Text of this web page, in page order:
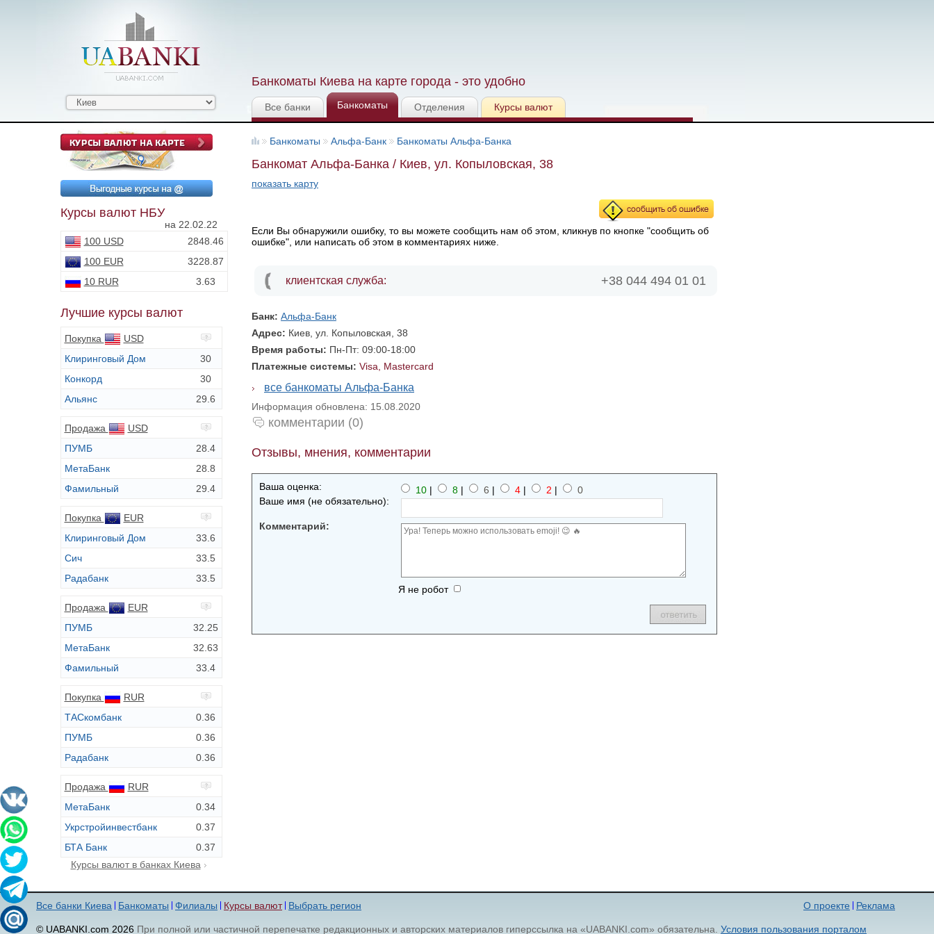
Банкоматы Киева на карте города - это удобно
Все банки Банкоматы Отделения Курсы валют
Курсы валют НБУ
на 22.02.22
100 USD
2848.46
100 EUR
3228.87
10 RUR
3.63
Лучшие курсы валют
Покупка
USD
Клиринговый Дом
30
Конкорд
30
Альянс
29.6
Продажа
USD
ПУМБ
28.4
МетаБанк
28.8
Фамильный
29.4
Покупка
EUR
Клиринговый Дом
33.6
Сич
33.5
Радабанк
33.5
Продажа
EUR
ПУМБ
32.25
МетаБанк
32.63
Фамильный
33.4
Покупка
RUR
ТАСкомбанк
0.36
ПУМБ
0.36
Радабанк
0.36
Продажа
RUR
МетаБанк
0.34
Укрстройинвестбанк
0.37
БТА Банк
0.37
Курсы валют в банках Киева
Банкоматы Альфа-Банк Банкоматы Альфа-Банка
Банкомат Альфа-Банка / Киев, ул. Копыловская, 38
показать карту
Если Вы обнаружили ошибку, то вы можете сообщить нам об этом, кликнув по кнопке "сообщить об
ошибке", или написать об этом в комментариях ниже.
клиентская служба: +38 044 494 01 01
Банк: Альфа-Банк
Адрес: Киев, ул. Копыловская, 38
Время работы: Пн-Пт: 09:00-18:00
Платежные системы: Visa, Mastercard
все банкоматы Альфа-Банка
Информация обновлена: 15.08.2020
комментарии (0)
Отзывы, мнения, комментарии
Ваша оценка: 10 | 8 | 6 | 4 | 2 |
0
Ваше имя (не обязательно):
Комментарий:
Я не робот
Реклама
О проекте
Все банки Киева Банкоматы Филиалы Курсы валют Выбрать регион
© UABANKI.com 2026 При полной или частичной перепечатке редакционных и авторских материалов гиперссылка на «UABANKI.com» обязательна. Условия пользования порталом